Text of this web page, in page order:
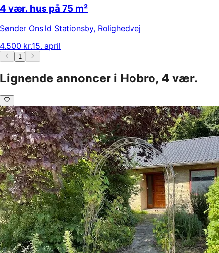
4 vær. hus på 75 m²
Sønder Onsild Stationsby, Rolighedvej
4.500 kr.15. april
1
Lignende annoncer i Hobro, 4 vær.